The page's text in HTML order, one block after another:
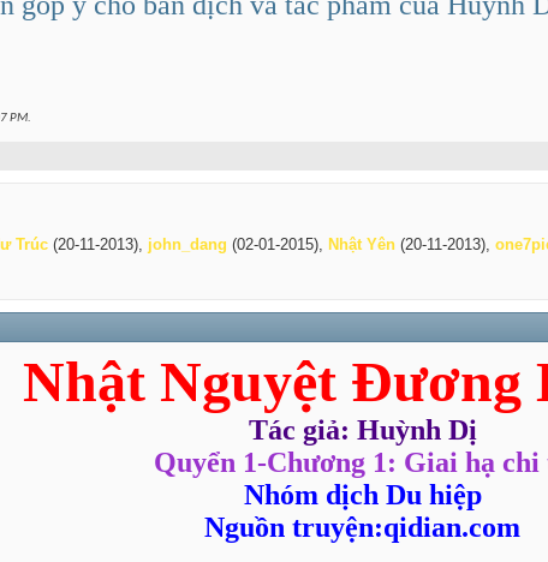
PM.
Trúc (20-11-2013), john_dang (02-01-2015), Nhật Yên (20-11-2013),
Nhật Nguyệt Đương
Tác giả: Huỳnh Dị
Quyển 1-Chương 1: Giai hạ chi
Nhóm dịch Du hiệp
Nguồn truyện:qidian.com